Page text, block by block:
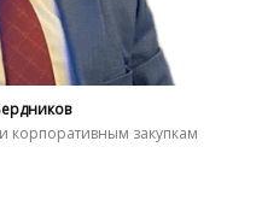
корпоративным закупкам